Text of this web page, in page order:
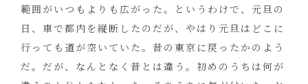
範囲がいつもよりも広がった。というわけで、元旦の
日、車で都内を縦断したのだが、やはり元旦はどこに
行っても道が空いていた。昔の東京に戻ったかのよう
だ。だが、なんとなく昔とは違う。初めのうちは何が